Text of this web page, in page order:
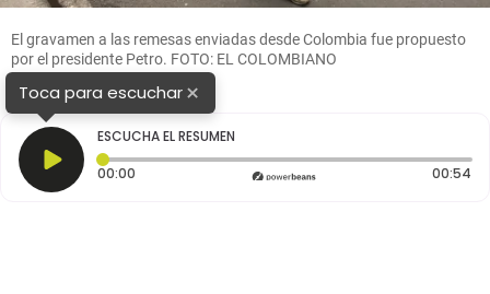
El gravamen a las remesas enviadas desde Colombia fue propuesto
por el presidente Petro. FOTO: EL COLOMBIANO
Toca para escuchar×
ESCUCHA EL RESUMEN
00:00 Tiempo transcurrido: 0 segundos 00:54